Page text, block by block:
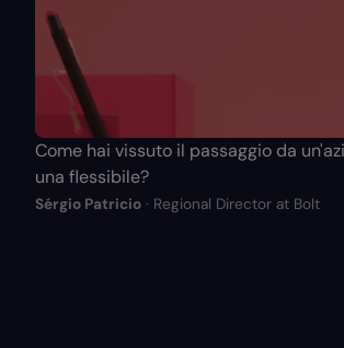
Come hai vissuto il passaggio da
una flessibile?
Sérgio Patricio · Regional Director at Bolt